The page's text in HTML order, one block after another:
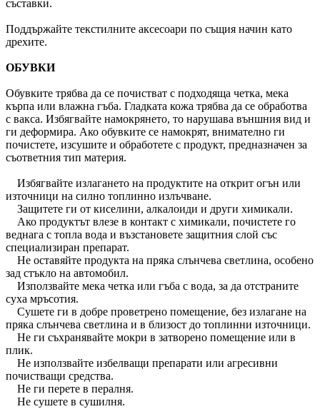
съставки.
Поддържайте текстилните аксесоари по същия начин като
дрехите.
ОБУВКИ
Обувките трябва да се почистват с подходяща четка, мека
кърпа или влажна гъба. Гладката кожа трябва да се обработва
с вакса. Избягвайте намокрянето, то нарушава външния вид и
ги деформира. Ако обувките се намокрят, внимателно ги
почистете, изсушите и обработете с продукт, предназначен за
съответния тип материя.
Избягвайте излагането на продуктите на открит огън или
източници на силно топлинно излъчване.
Защитете ги от киселини, алкалоиди и други химикали.
Ако продуктът влезе в контакт с химикали, почистете го
веднага с топла вода и възстановете защитния слой със
специализиран препарат.
Не оставяйте продукта на пряка слънчева светлина, особено
зад стъкло на автомобил.
Използвайте мека четка или гъба с вода, за да отстраните
суха мръсотия.
Сушете ги в добре проветрено помещение, без излагане на
пряка слънчева светлина и в близост до топлинни източници.
Не ги съхранявайте мокри в затворено помещение или в
плик.
Не използвайте избелващи препарати или агресивни
почистващи средства.
Не ги перете в пералня.
Не сушете в сушилня.